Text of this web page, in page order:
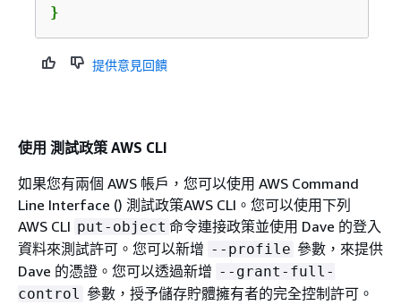
}
提供意見回饋
使用 測試政策 AWS CLI
如果您有兩個 AWS 帳戶，您可以使用 AWS Command
Line Interface () 測試政策AWS CLI。您可以使用下列
AWS CLI put-object 命令連接政策並使用 Dave 的登入
資料來測試許可。您可以新增 --profile 參數，來提供
Dave 的憑證。您可以透過新增 --grant-full-
control 參數，授予儲存貯體擁有者的完全控制許可。